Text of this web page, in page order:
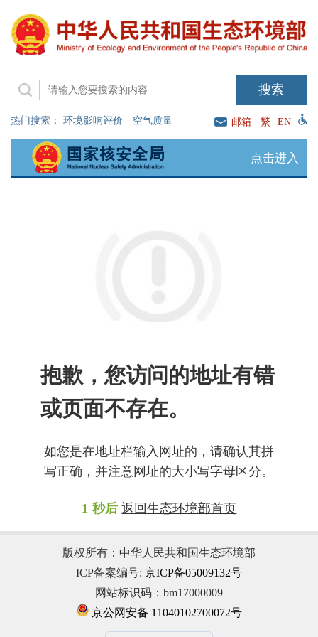
热门搜索： 环境影响评价 空气质量 邮箱 繁 EN
点击进入
抱歉，您访问的地址有错
或页面不存在。
如您是在地址栏输入网址的，请确认其拼
写正确，并注意网址的大小写字母区分。
1 秒后 返回生态环境部首页
版权所有：中华人民共和国生态环境部
ICP备案编号: 京ICP备05009132号
网站标识码：bm17000009
京公网安备 11040102700072号